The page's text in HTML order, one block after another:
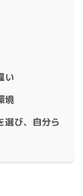
い
境
選び、自分ら